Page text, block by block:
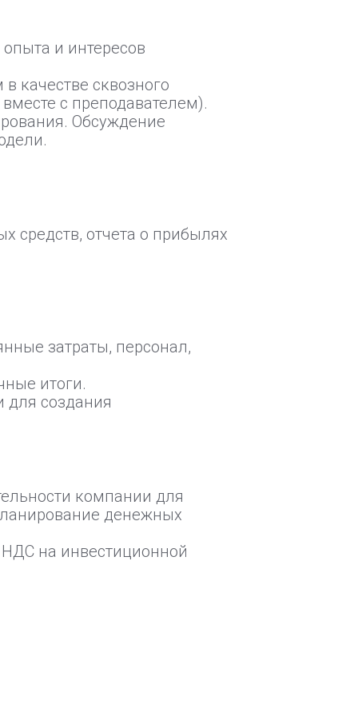
и интересов
качестве сквозного
с преподавателем).
Обсуждение
средств, отчета о прибылях
затраты, персонал,
итоги.
для создания
компании для
денежных
на инвестиционной